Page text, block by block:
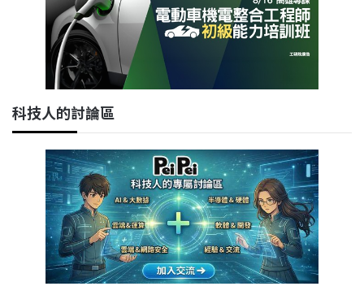
科技人的討論區